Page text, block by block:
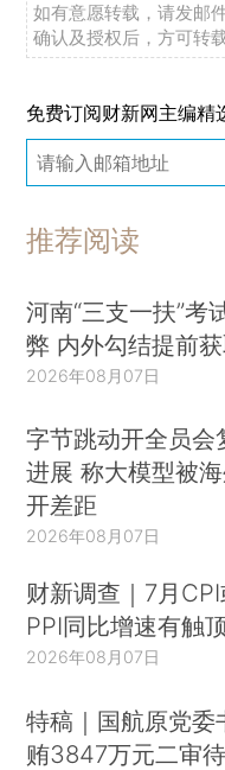
如有意愿转载，请发邮
确认及授权后，方可转载
免费订阅财新网主编精
推荐阅读
河南“三支一扶”考
弊 内外勾结提前
2026年08月07日
字节跳动开全员会
进展 称大模型被
开差距
2026年08月07日
财新调查｜7月
PPI同比增速有触
2026年08月07日
特稿｜国航原党委
贿3847万元二审